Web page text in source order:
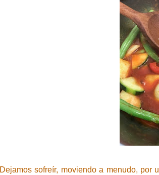
Dejamos sofreír, moviendo a menudo, por